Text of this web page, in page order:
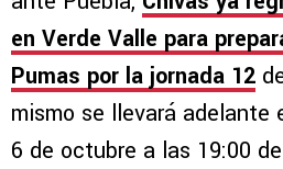
en Verde Valle para
Pumas por la jornada 12
mismo se llevará adelante
6 de octubre a las 19:00